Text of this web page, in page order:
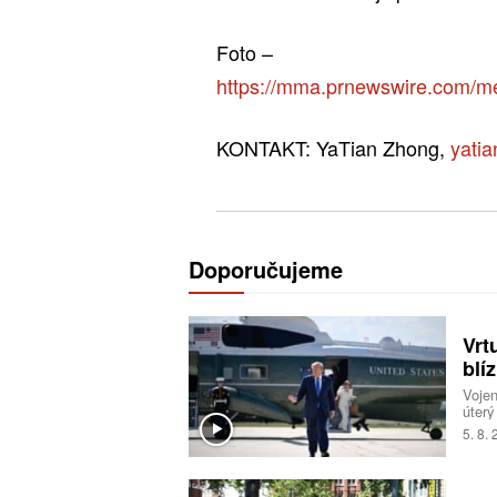
Foto –
https://mma.prnewswire.com/
KONTAKT: YaTian Zhong,
Doporučujeme
5. 8.